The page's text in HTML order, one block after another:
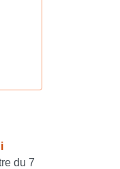
du 7